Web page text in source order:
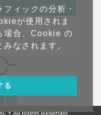
ら
All Rights Reserved
ィックの分析・
が使用されま
場合、Cookie の
なされます。
る